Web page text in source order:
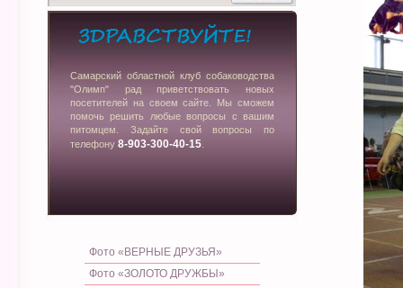
Самарский областной клуб собаководства
"Олимп" рад приветствовать новых
посетителей на своем сайте. Мы сможем
помочь решить любые вопросы с вашим
питомцем. Задайте свой вопросы по
телефону 8-903-300-40-15
Фото «ВЕРНЫЕ ДРУЗЬЯ»
Фото «ЗОЛОТО ДРУЖБЫ»